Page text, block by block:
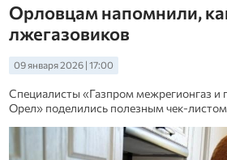
Орловцам напомнили,
лжегазовиков
09 января 2026 | 17:00
Специалисты «Газпром межрегионгаз и
Орел» поделились полезным чек-